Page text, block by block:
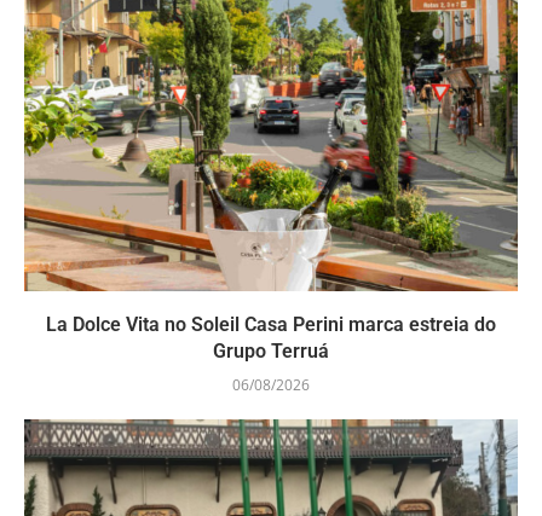
La Dolce Vita no Soleil Casa Perini marca estreia do
Grupo Terruá
06/08/2026